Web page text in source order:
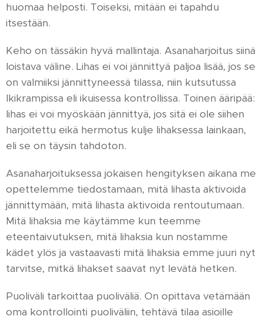
huomaa helposti. Toiseksi, mitään ei tapahdu
itsestään.
Keho on tässäkin hyvä mallintaja. Asanaharjoitus siinä
loistava väline. Lihas ei voi jännittyä paljoa lisää, jos se
on valmiiksi jännittyneessä tilassa, niin kutsutussa
Ikikrampissa eli ikuisessa kontrollissa. Toinen ääripää:
lihas ei voi myöskään jännittyä, jos sitä ei ole siihen
harjoitettu eikä hermotus kulje lihaksessa lainkaan,
eli se on täysin tahdoton.
Asanaharjoituksessa jokaisen hengityksen aikana me
opettelemme tiedostamaan, mitä lihasta aktivoida
jännittymään, mitä lihasta aktivoida rentoutumaan.
Mitä lihaksia me käytämme kun teemme
eteentaivutuksen, mitä lihaksia kun nostamme
kädet ylös ja vastaavasti mitä lihaksia emme juuri nyt
tarvitse, mitkä lihakset saavat nyt levätä hetken.
Puoliväli tarkoittaa puoliväliä. On opittava vetämään
oma kontrollointi puoliväliin, tehtävä tilaa asioille